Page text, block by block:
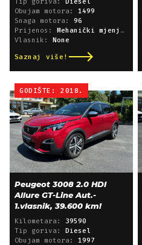
Obujam motora: 1499
Snaga motora: 96
Prijenos: Mehanički mjenjač
Vlasnik: None
Saznaj više!
GODIŠTE: 2018.
Peugeot 3008 2.0 HDI
Allure GT-Line Aut.-
1.vlasnik, 39.600 km!
Kilometara: 39590
Tip goriva: Diesel
Obujam motora: 1997